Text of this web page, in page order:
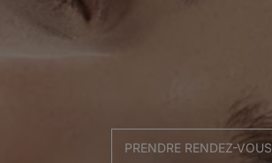
PRENDRE RENDEZ-VOUS